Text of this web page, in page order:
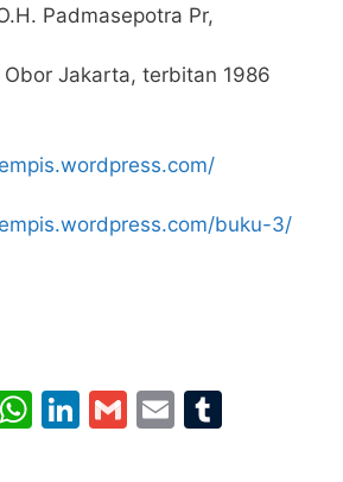
Padmasepotra Pr,
Jakarta, terbitan 1986
buku-3/
W Li G
E